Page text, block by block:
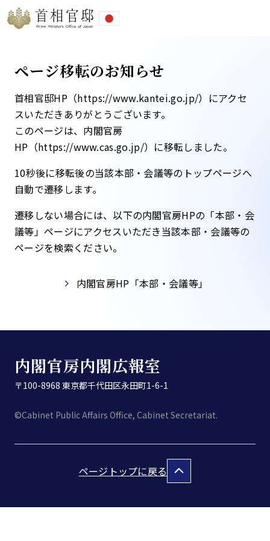
ページ移転のお知らせ
首相官邸HP（https://www.kantei.go.jp/）にアクセ
スいただきありがとうございます。
このページは、内閣官房
HP（https://www.cas.go.jp/）に移転しました。​
10秒後に移転後の当該本部・会議等のトップページへ
自動で遷移します。​
遷移しない場合には、以下の内閣官房HPの「本部・会
議等」ページにアクセスいただき当該本部・会議等の
ページを検索ください。​
内閣官房HP「本部・会議等」​
内閣官房内閣広報室
〒100-8968 東京都千代田区永田町1-6-1
©Cabinet Public Affairs Office, Cabinet Secretariat.
ページトップに戻る